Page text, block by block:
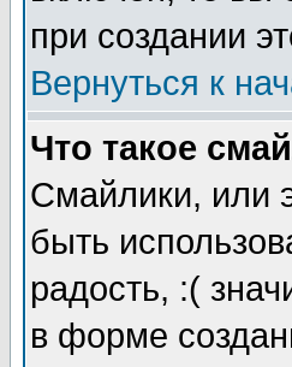
при создании
Вернуться к
Что такое
Смайлики, или
быть
радость, :(
в форме